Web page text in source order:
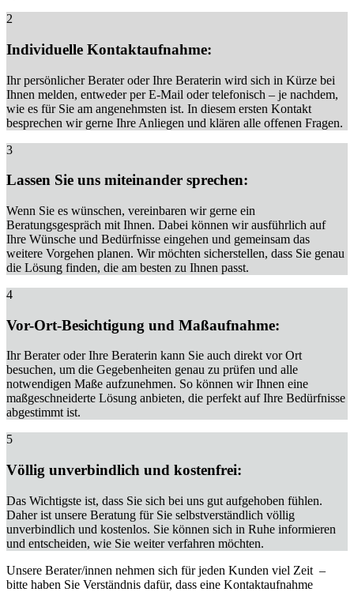
2
Individuelle Kontaktaufnahme:
Ihr persönlicher Berater oder Ihre Beraterin wird sich in Kürze bei
Ihnen melden, entweder per E-Mail oder telefonisch – je nachdem,
wie es für Sie am angenehmsten ist. In diesem ersten Kontakt
besprechen wir gerne Ihre Anliegen und klären alle offenen Fragen.
3
Lassen Sie uns miteinander sprechen:
Wenn Sie es wünschen, vereinbaren wir gerne ein
Beratungsgespräch mit Ihnen. Dabei können wir ausführlich auf
Ihre Wünsche und Bedürfnisse eingehen und gemeinsam das
weitere Vorgehen planen. Wir möchten sicherstellen, dass Sie genau
die Lösung finden, die am besten zu Ihnen passt.
4
Vor-Ort-Besichtigung und Maßaufnahme:
Ihr Berater oder Ihre Beraterin kann Sie auch direkt vor Ort
besuchen, um die Gegebenheiten genau zu prüfen und alle
notwendigen Maße aufzunehmen. So können wir Ihnen eine
maßgeschneiderte Lösung anbieten, die perfekt auf Ihre Bedürfnisse
abgestimmt ist.
5
Völlig unverbindlich und kostenfrei:
Das Wichtigste ist, dass Sie sich bei uns gut aufgehoben fühlen.
Daher ist unsere Beratung für Sie selbstverständlich völlig
unverbindlich und kostenlos. Sie können sich in Ruhe informieren
und entscheiden, wie Sie weiter verfahren möchten.
Unsere Berater/innen nehmen sich für jeden Kunden viel Zeit –
bitte haben Sie Verständnis dafür, dass eine Kontaktaufnahme